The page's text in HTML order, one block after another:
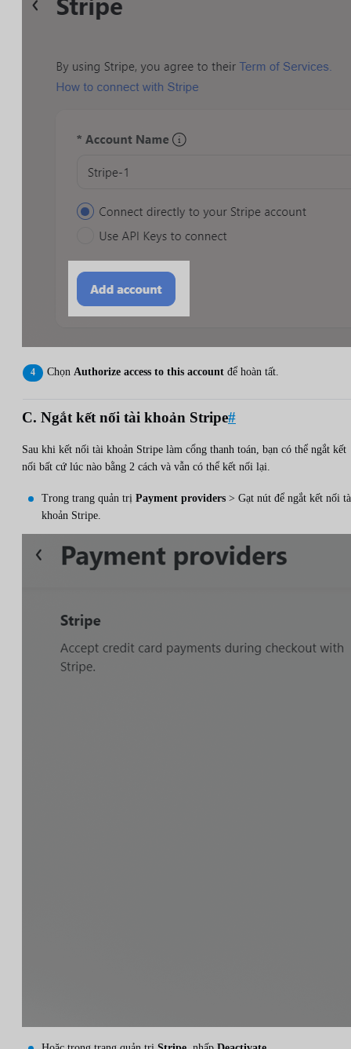
Chọn Authorize access to this account để hoàn tất.
C. Ngắt kết nối tài khoản Stripe#
Sau khi kết nối tài khoản Stripe làm cổng thanh toán, bạn có thể ngắt kết
nối bất cứ lúc nào bằng 2 cách và vẫn có thể kết nối lại.
Trong trang quản trị Payment providers > Gạt nút để ngắt kết nối
khoản Stripe.